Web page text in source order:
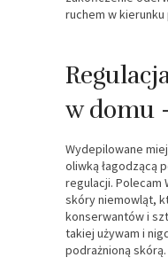
ruchem w kierunku
w domu
Wydepilowane
oliwką łagodzącą
regulacji. Polecam
skóry niemowląt,
konserwantów i
takiej używam i
podrażnioną skórą.